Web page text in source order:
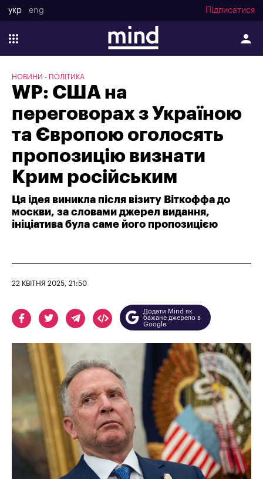
укр eng Підписатися
НОВИНИ ПОЛІТИКА
WP: США на
переговорах з Україною
та Європою оголосять
пропозицію визнати
Крим російським
Ця ідея виникла після візиту Віткоффа до
москви, за словами джерел видання,
ініціатива була саме його пропозицією
22 КВІТНЯ 2025, 21:50
Додати Mind як
бажане джерело в
Google